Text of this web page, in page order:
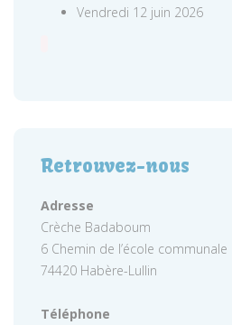
Vendredi 12 juin 2026
Retrouvez-nous
Adresse
Crèche Badaboum
6 Chemin de l’école communale
74420 Habère-Lullin
Téléphone